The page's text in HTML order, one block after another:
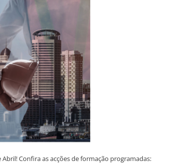
Confira as acções de formação programadas: